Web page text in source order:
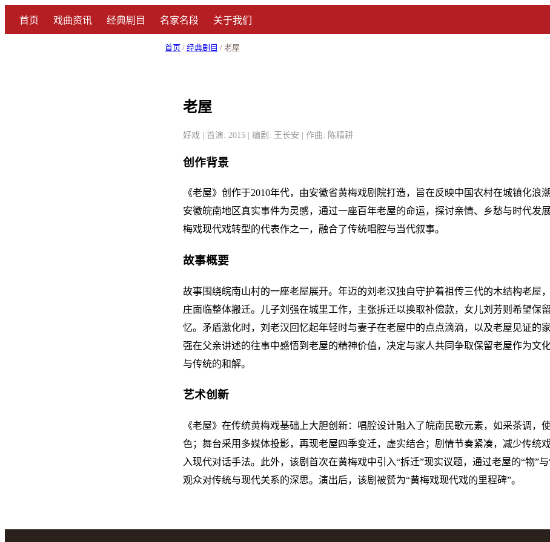
首页 戏曲资讯 经典剧目 名家名段 关于我们
首页 / 经典剧目 / 老屋
老屋
好戏 | 首演: 2015 | 编剧: 王长安 | 作曲: 陈精耕
创作背景
《老屋》创作于2010年代，由安徽省黄梅戏剧院打造，旨在反映中国农村在城镇化浪
安徽皖南地区真实事件为灵感，通过一座百年老屋的命运，探讨亲情、乡愁与时代发
梅戏现代戏转型的代表作之一，融合了传统唱腔与当代叙事。
故事概要
故事围绕皖南山村的一座老屋展开。年迈的刘老汉独自守护着祖传三代的木结构老屋
庄面临整体搬迁。儿子刘强在城里工作，主张拆迁以换取补偿款，女儿刘芳则希望保
忆。矛盾激化时，刘老汉回忆起年轻时与妻子在老屋中的点点滴滴，以及老屋见证的
强在父亲讲述的往事中感悟到老屋的精神价值，决定与家人共同争取保留老屋作为文
与传统的和解。
艺术创新
《老屋》在传统黄梅戏基础上大胆创新：唱腔设计融入了皖南民歌元素，如采茶调，
色；舞台采用多媒体投影，再现老屋四季变迁，虚实结合；剧情节奏紧凑，减少传统
入现代对话手法。此外，该剧首次在黄梅戏中引入“拆迁”现实议题，通过老屋的“物”
观众对传统与现代关系的深思。演出后，该剧被赞为“黄梅戏现代戏的里程碑”。